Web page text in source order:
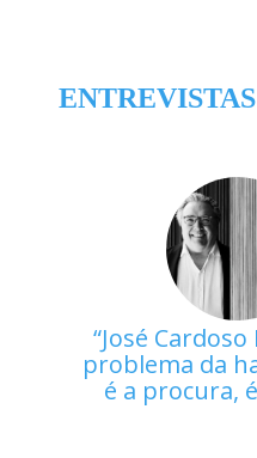
ENTREVISTAS
José
problema da
é a procura,